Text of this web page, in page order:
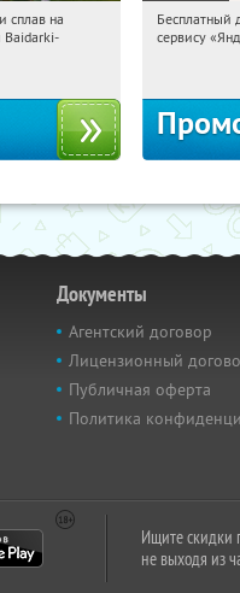
Купи первым!
р-н, пос.
сплав на
Baidarki-
18:07:39
Бесплатный
сервису
Документы
Агентский договор
Лицензионный
Публичная оферта
Политика
Ищите скидки
не выходя из